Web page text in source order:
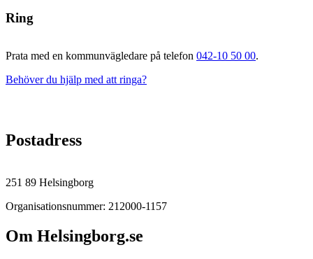
Ring
Prata med en kommunvägledare på telefon 042-10 50 00.
Behöver du hjälp med att ringa?
Postadress
251 89 Helsingborg
Organisationsnummer: 212000-1157
Om Helsingborg.se